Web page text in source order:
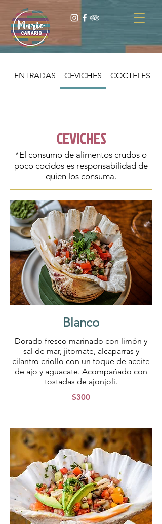
ENTRADAS CEVICHES COCTELES
CEVICHES
*El consumo de alimentos crudos o
poco cocidos es responsabilidad de
Blanco
Dorado fresco marinado con limón y
sal de mar, jitomate, alcaparras y
cilantro criollo con un toque de aceite
de ajo y aguacate. Acompañado con
tostadas de ajonjolí.
$300